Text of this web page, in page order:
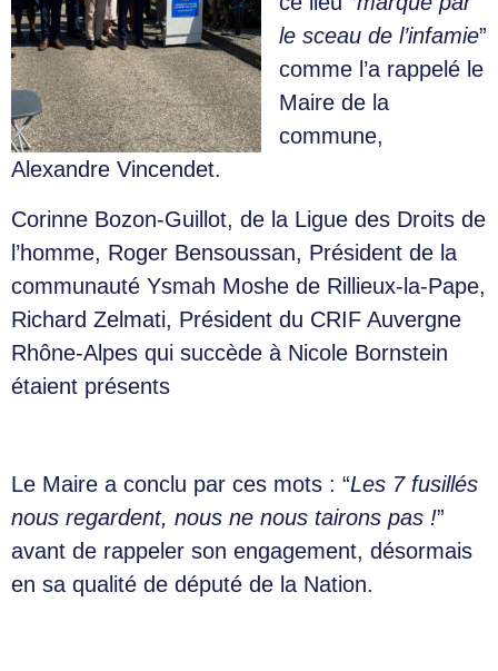
le sceau de l’infamie”
comme l’a rappelé le
Maire de la
commune,
Alexandre Vincendet.
Corinne Bozon-Guillot, de la Ligue des Droits de
l’homme, Roger Bensoussan, Président de la
communauté Ysmah Moshe de Rillieux-la-Pape,
Richard Zelmati, Président du CRIF Auvergne
Rhône-Alpes qui succède à Nicole Bornstein
étaient présents
Le Maire a conclu par ces mots : “Les 7 fusillés
nous regardent, nous ne nous tairons pas !”
avant de rappeler son engagement, désormais
en sa qualité de député de la Nation.